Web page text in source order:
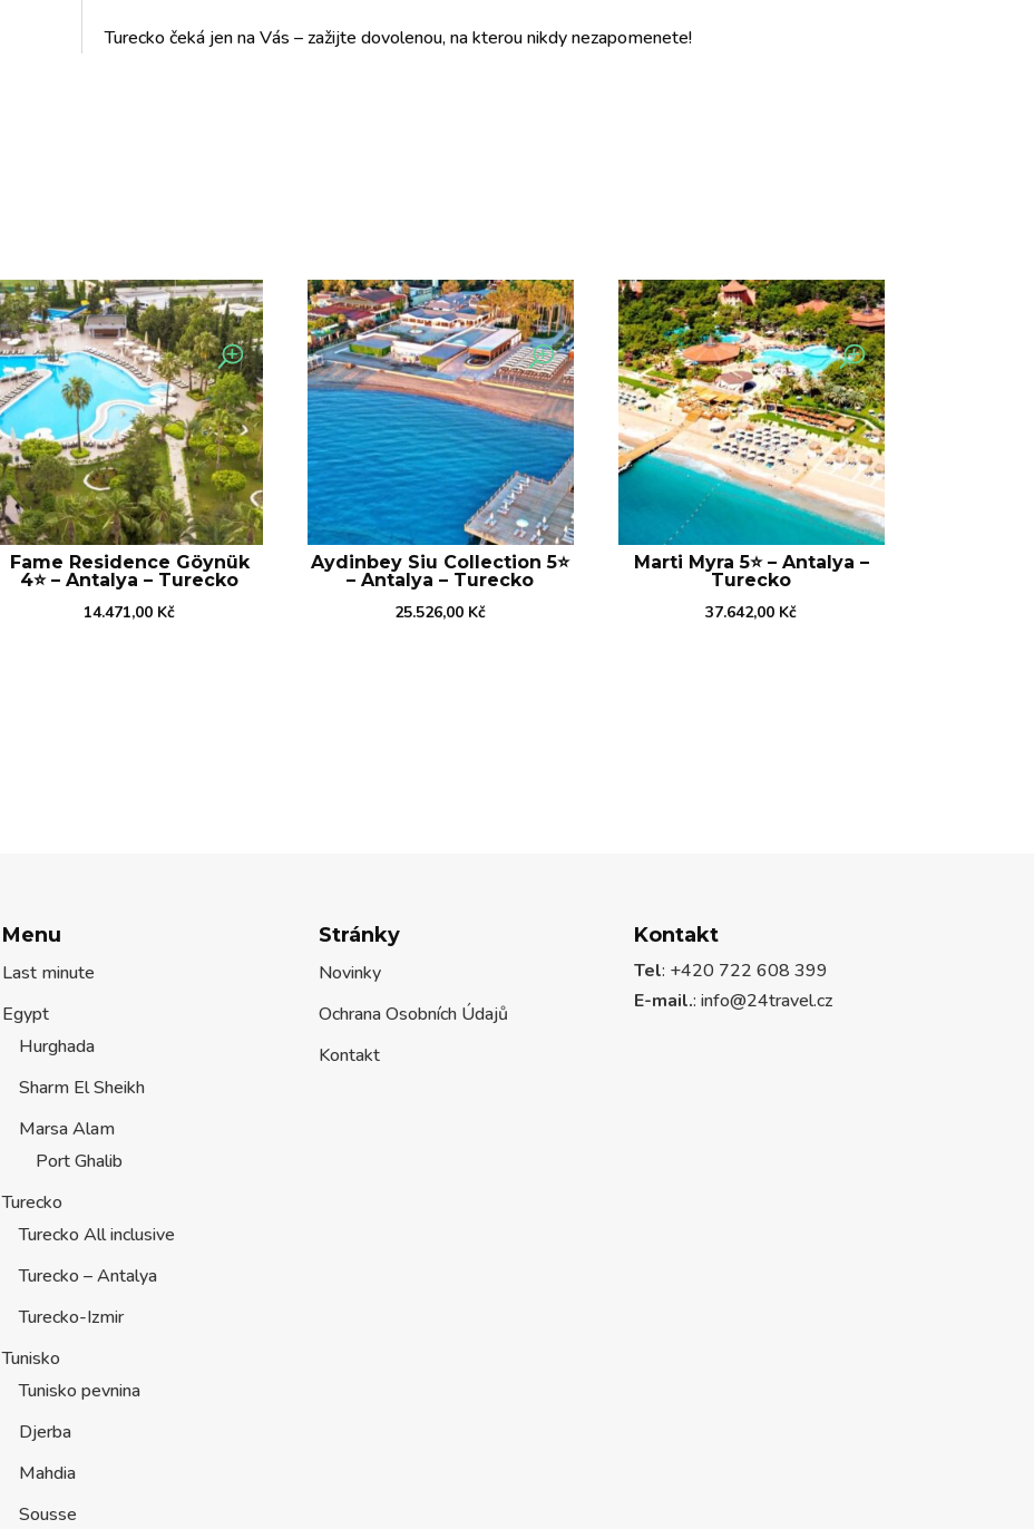
Turecko čeká jen na Vás – zažijte dovolenou, na kterou nikdy nezapomenete!
Fame Residence Göynük
4⭐️ – Antalya – Turecko
14.471,00 Kč
Aydinbey Siu Collection 5⭐️
– Antalya – Turecko
25.526,00 Kč
Marti Myra 5⭐️ – Antalya –
Turecko
37.642,00 Kč
Menu
Last minute
Egypt
Hurghada
Sharm El Sheikh
Marsa Alam
Port Ghalib
Turecko
Turecko All inclusive
Turecko – Antalya
Turecko-Izmir
Tunisko
Tunisko pevnina
Djerba
Mahdia
Sousse
Stránky
Novinky
Ochrana Osobních Údajů
Kontakt
Kontakt
Tel: +420 722 608 399
E-mail.:info@24travel.cz